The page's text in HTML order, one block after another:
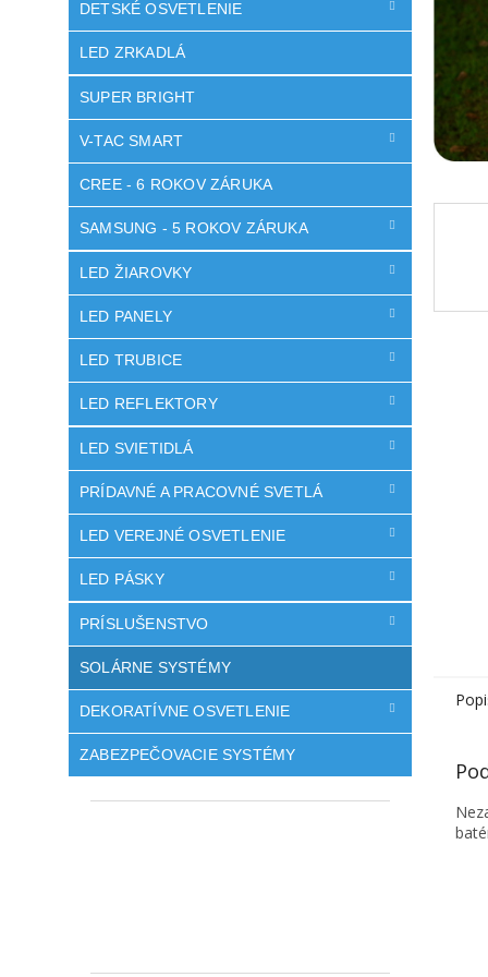
DETSKÉ OSVETLENIE
LED ZRKADLÁ
SUPER BRIGHT
V-TAC SMART
CREE - 6 ROKOV ZÁRUKA
SAMSUNG - 5 ROKOV ZÁRUKA
LED ŽIAROVKY
LED PANELY
LED TRUBICE
LED REFLEKTORY
LED SVIETIDLÁ
PRÍDAVNÉ A PRACOVNÉ SVETLÁ
LED VEREJNÉ OSVETLENIE
LED PÁSKY
PRÍSLUŠENSTVO
SOLÁRNE SYSTÉMY
DEKORATÍVNE OSVETLENIE
ZABEZPEČOVACIE SYSTÉMY